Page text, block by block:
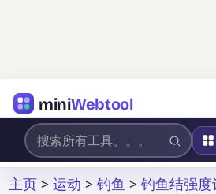
miniWebtool
主页 >运动 >钓鱼 >钓鱼结强度